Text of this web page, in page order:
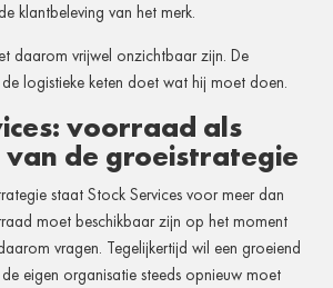
klantbeleving van het merk.
daarom vrijwel onzichtbaar zijn. De
logistieke keten doet wat hij moet doen.
voorraad als
de groeistrategie
staat Stock Services voor meer dan
moet beschikbaar zijn op het moment
vragen. Tegelijkertijd wil een groeiend
eigen organisatie steeds opnieuw moet